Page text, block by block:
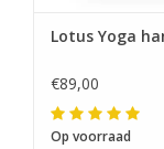
Lotus Yoga
€89,00
Op voorraad